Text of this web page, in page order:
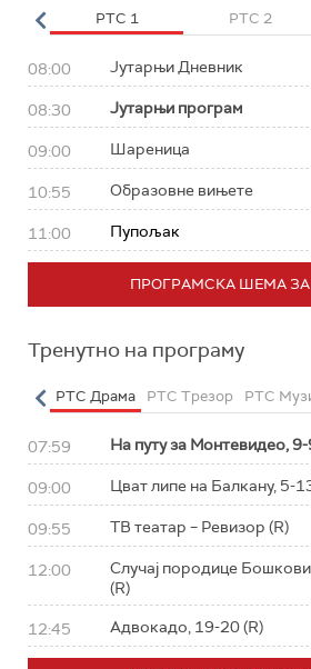
РТС 1 РТС 2
08:00 Јутарњи Дневник
08:30 Јутарњи програм
09:00 Шареница
10:55 Образовне вињете
11:00 Пупољак
ПРОГРАМСКА ШЕМА
Тренутно на програму
РТС Драма РТС Трезор РТС
07:59 На путу за Монтевидео, 9-
09:00 Цват липе на Балкану, 5-
09:55 ТВ театар – Ревизор (R)
12:00
Случај породице
(R)
12:45 Адвокадо, 19-20 (R)